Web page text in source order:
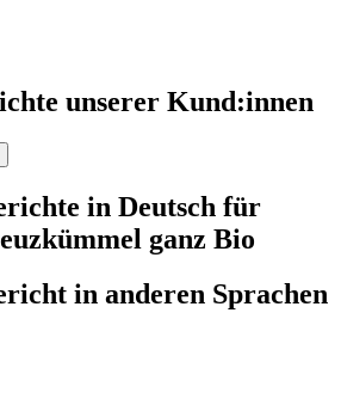
unserer Kund:innen
in Deutsch für
ganz Bio
in anderen Sprachen